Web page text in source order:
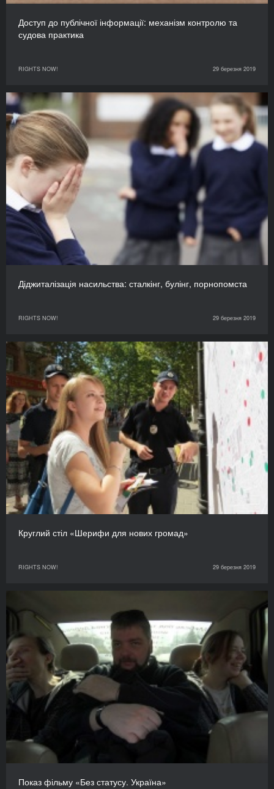
Доступ до публічної інформації: механізм контролю та
судова практика
RIGHTS NOW! 29 березня 2019
Діджиталізація насильства: сталкінг, булінг, порнопомста
RIGHTS NOW! 29 березня 2019
Круглий стіл «Шерифи для нових громад»
RIGHTS NOW! 29 березня 2019
Показ фільму «Без статусу. Україна»